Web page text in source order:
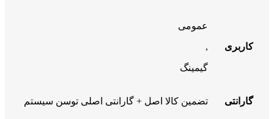
کاربری
عمومی
,
گیمینگ
گارانتی تضمین کالا اصل + گارانتی اصلی توسن سیستم